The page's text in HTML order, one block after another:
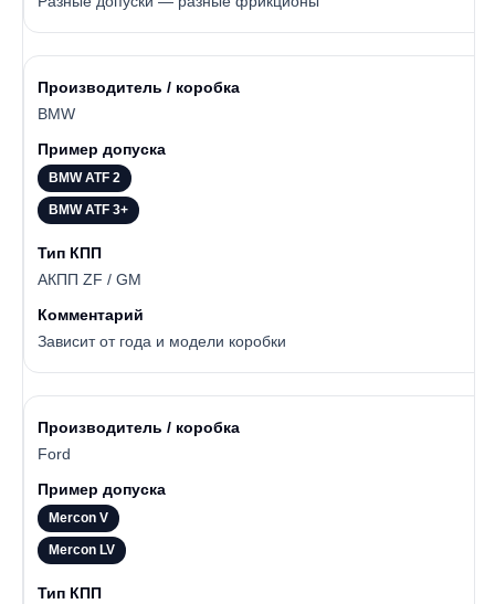
BMW
BMW ATF 2
BMW ATF 3+
АКПП ZF / GM
Зависит от года и модели коробки
Ford
Mercon V
Mercon LV